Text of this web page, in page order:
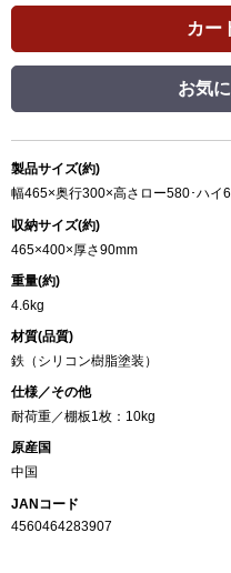
カー
お気
製品サイズ(約)
幅465×奥行300×高さロー580･ハイ
収納サイズ(約)
465×400×厚さ90mm
重量(約)
4.6kg
材質(品質)
鉄（シリコン樹脂塗装）
仕様／その他
耐荷重／棚板1枚：10kg
原産国
中国
JANコード
4560464283907